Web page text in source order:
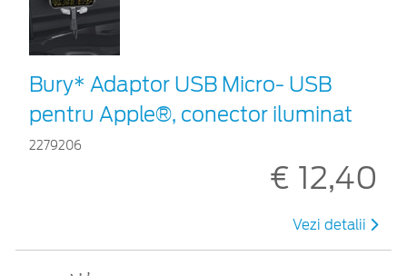
Bury* Adaptor USB Micro- USB
pentru Apple®, conector iluminat
2279206
€ 12,40
Vezi detalii